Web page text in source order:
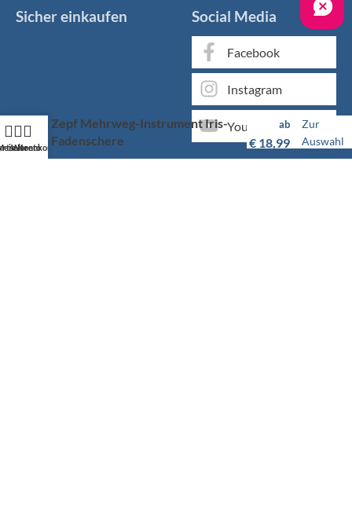
Sicher einkaufen Social Media
Facebook
Instagram
YouTube
Konto
Warenkorb
Zepf Mehrweg-Instrument Iris-
Fadenschere
ab
€18,99
Zur
Auswahl